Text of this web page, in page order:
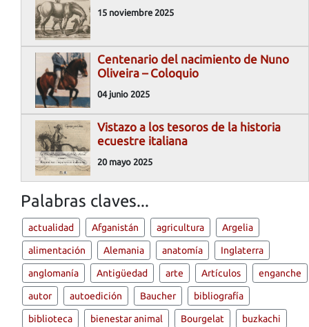
15 noviembre 2025
Centenario del nacimiento de Nuno
Oliveira – Coloquio
04 junio 2025
Vistazo a los tesoros de la historia
ecuestre italiana
20 mayo 2025
Palabras claves...
actualidad Afganistán agricultura Argelia
alimentación Alemania anatomía Inglaterra
anglomanía Antigüedad arte Artículos enganche
autor autoedición Baucher bibliografía
biblioteca bienestar animal Bourgelat buzkachi